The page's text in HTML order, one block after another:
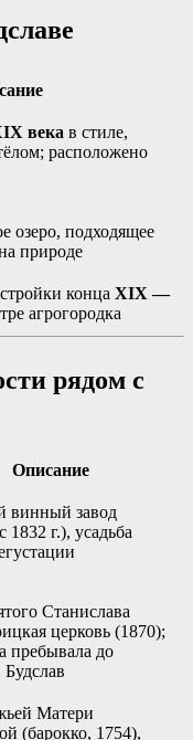
века в стиле,
расположено
озеро, подходящее
природе
конца XIX —
агрогородка
рядом с
Описание
винный завод
1832 г.), усадьба
Станислава
церковь (1870);
пребывала до
Будслав
Матери
(барокко, 1754),